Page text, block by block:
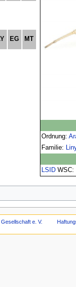
Ordnung:
Familie:
LSIDWSC:
EG MT
e. V.